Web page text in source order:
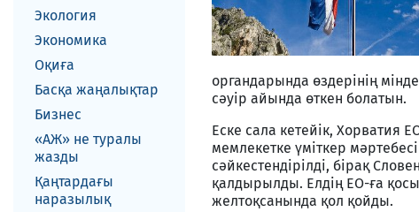
Экология
Экономика
Оқиға
Басқа жаңалықтар
Бизнес
«АЖ» не туралы
жазды
Қаңтардағы
наразылық
органдарында өздерінің
сәуір айында өткен болатын.
Еске сала кетейік, Хорватия
мемлекетке үміткер
сәйкестендірілді, бірақ
қалдырылды. Елдің ЕО-ға
желтоқсанында қол қойды.